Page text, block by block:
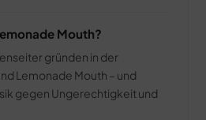
Mouth?
gründen in der
Lemonade Mouth – und
gegen Ungerechtigkeit und